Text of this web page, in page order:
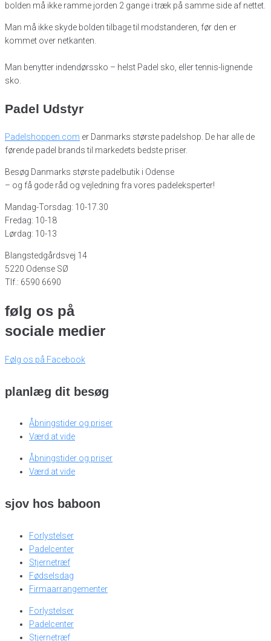
bolden må ikke ramme jorden 2 gange i træk på samme side af nettet.
Man må ikke skyde bolden tilbage til modstanderen, før den er
kommet over netkanten.
Man benytter indendørssko – helst Padel sko, eller tennis-lignende
sko.
Padel Udstyr
Padelshoppen.com er Danmarks største padelshop. De har alle de
førende padel brands til markedets bedste priser.
Besøg Danmarks største padelbutik i Odense
– og få gode råd og vejledning fra vores padeleksperter!
Mandag-Torsdag: 10-17.30
Fredag: 10-18
Lørdag: 10-13
Blangstedgårdsvej 14
5220 Odense SØ
Tlf.: 6590 6690
følg os på
sociale medier
Følg os på Facebook
planlæg dit besøg
Åbningstider og priser
Værd at vide
Åbningstider og priser
Værd at vide
sjov hos baboon
Forlystelser
Padelcenter
Stjernetræf
Fødselsdag
Firmaarrangementer
Forlystelser
Padelcenter
Stjernetræf